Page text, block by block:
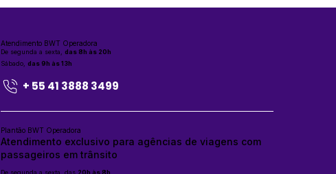
Atendimento BWT Operadora
De segunda a sexta, das 8h às 20h
Sábado, das 9h às 13h
+ 55 41 3888 3499
Plantão BWT Operadora
Atendimento exclusivo para agências de viagens com
passageiros em trânsito
De segunda a sexta, das 20h às 8h